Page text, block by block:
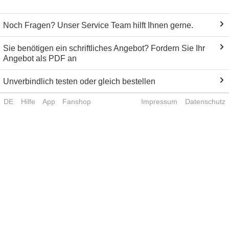
Noch Fragen? Unser Service Team hilft Ihnen gerne.
Sie benötigen ein schriftliches Angebot? Fordern Sie Ihr
Angebot als PDF an
Unverbindlich testen oder gleich bestellen
DE Hilfe App Fanshop Impressum Datenschutz